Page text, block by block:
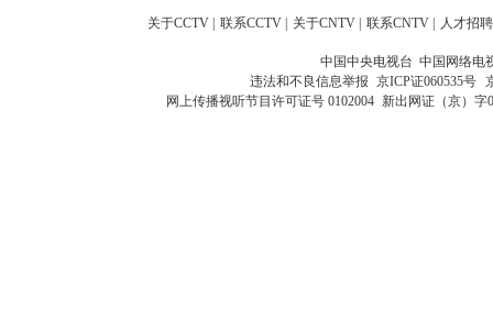
关于CCTV 联系CCTV 关于CNTV 联系CNTV 人才招聘
中国中央电视台 中国网络电
违法和不良信息举报 京ICP证060535号
网上传播视听节目许可证号 0102004 新出网证（京）